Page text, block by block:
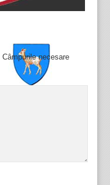
Câmpurile necesare